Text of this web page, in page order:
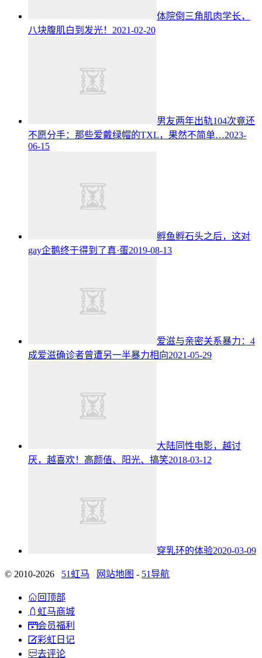
体院倒三角肌肉学长，
八块腹肌白到发光！ 2021-02-20
男友两年出轨104次竟还
不愿分手：那些爱戴绿帽的TXL，果然不简单…2023-
06-15
孵鱼孵石头之后，这对
gay企鹅终于得到了真·蛋2019-08-13
爱滋与亲密关系暴力：4
成爱滋确诊者曾遭另一半暴力相向2021-05-29
大陆同性电影，越讨
厌，越喜欢！高颜值、阳光、搞笑2018-03-12
穿乳环的体验2020-03-09
© 2010-2026 51虹马 网站地图 - 51导航
回顶部
 虹马商城
会员福利
彩虹日记
去评论